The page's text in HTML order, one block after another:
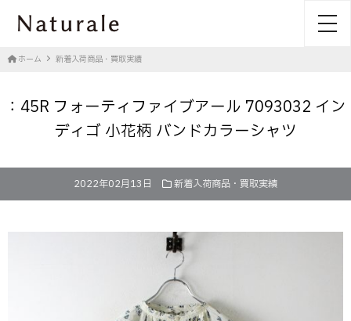
ホーム 新着入荷商品・買取実績
：45R フォーティファイブアール 7093032 イン
ディゴ 小花柄 バンドカラーシャツ
2022年02月13日 新着入荷商品・買取実績